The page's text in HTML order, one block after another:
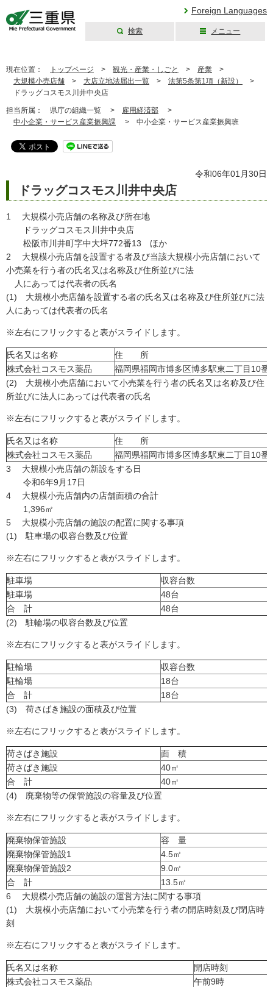
Foreign Languages
検索 メニュー
現在位置： トップページ > 観光・産業・しごと > 産業 >
大規模小売店舗 > 大店立地法届出一覧 > 法第5条第1項（新設）
>
ドラッグコスモス川井中央店
担当所属： 県庁の組織一覧 > 雇用経済部 >
中小企業・サービス産業振興課 > 中小企業・サービス産業振興班
令和06年01月30日
ドラッグコスモス川井中央店
1 大規模小売店舗の名称及び所在地
ドラッグコスモス川井中央店
松阪市川井町字中大坪772番13 ほか
2 大規模小売店舗を設置する者及び当該大規模小売店舗において
小売業を行う者の氏名又は名称及び住所並びに法
人にあっては代表者の氏名
(1) 大規模小売店舗を設置する者の氏名又は名称及び住所並びに法
人にあっては代表者の氏名
※左右にフリックすると表がスライドします。
氏名又は名称
住 所
株式会社コスモス薬品
福岡県福岡市博多区博多駅東二丁目10番
(2) 大規模小売店舗において小売業を行う者の氏名又は名称及び住
所並びに法人にあっては代表者の氏名
※左右にフリックすると表がスライドします。
氏名又は名称
住 所
株式会社コスモス薬品
福岡県福岡市博多区博多駅東二丁目10番
3 大規模小売店舗の新設をする日
令和6年9月17日
4 大規模小売店舗内の店舗面積の合計
1,396㎡
5 大規模小売店舗の施設の配置に関する事項
(1) 駐車場の収容台数及び位置
※左右にフリックすると表がスライドします。
駐車場
収容台数
駐車場
48台
合 計
48台
(2) 駐輪場の収容台数及び位置
※左右にフリックすると表がスライドします。
駐輪場
収容台数
駐輪場
18台
合 計
18台
(3) 荷さばき施設の面積及び位置
※左右にフリックすると表がスライドします。
荷さばき施設
面 積
荷さばき施設
40㎡
合 計
40㎡
(4) 廃棄物等の保管施設の容量及び位置
※左右にフリックすると表がスライドします。
廃棄物保管施設
容 量
廃棄物保管施設1
4.5㎥
廃棄物保管施設2
9.0㎥
合 計
13.5㎥
6 大規模小売店舗の施設の運営方法に関する事項
(1) 大規模小売店舗において小売業を行う者の開店時刻及び閉店時
刻
※左右にフリックすると表がスライドします。
氏名又は名称
開店時刻
株式会社コスモス薬品
午前9時